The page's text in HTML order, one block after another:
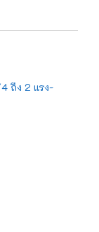
ถึง 2 เเรง-